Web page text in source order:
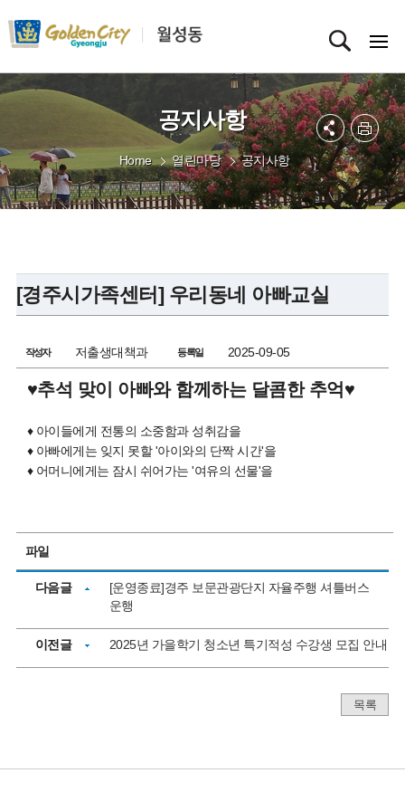
공지사항
Home 열린마당 공지사항
[경주시가족센터] 우리동네 아빠교실
작성자 저출생대책과 등록일 2025-09-05
♥추석 맞이 아빠와 함께하는 달콤한 추억♥
♦ 아이들에게 전통의 소중함과 성취감을
♦ 아빠에게는 잊지 못할 '아이와의 단짝 시간'을
♦ 어머니에게는 잠시 쉬어가는 '여유의 선물'을
파일
다음글
[운영종료]경주 보문관광단지 자율주행 셔틀버스
운행
이전글 2025년 가을학기 청소년 특기적성 수강생 모집 안내
목록